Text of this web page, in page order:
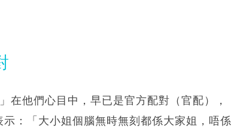
在他們心目中，早已是官方配對（官配），
：「大小姐個腦無時無刻都係大家姐，唔係